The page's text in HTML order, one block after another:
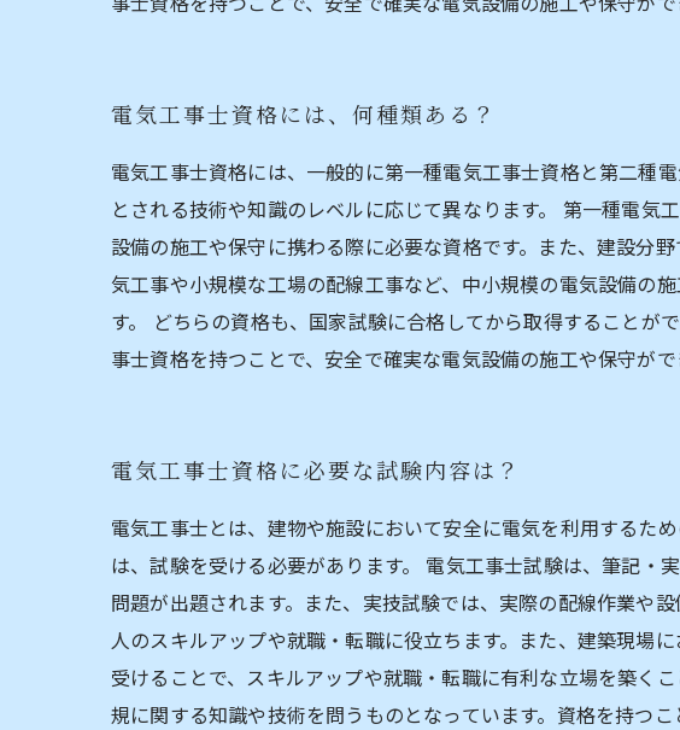
電気工事士資格には、何種類ある？
電気工事士資格には、一般的に第一種電気工事士資格と第二種
とされる技術や知識のレベルに応じて異なります。 第一種電
設備の施工や保守に携わる際に必要な資格です。また、建設分
気工事や小規模な工場の配線工事など、中小規模の電気設備の
す。 どちらの資格も、国家試験に合格してから取得することが
事士資格を持つことで、安全で確実な電気設備の施工や保守が
電気工事士資格に必要な試験内容は？
電気工事士とは、建物や施設において安全に電気を利用するた
は、試験を受ける必要があります。 電気工事士試験は、筆記・
問題が出題されます。また、実技試験では、実際の配線作業や
人のスキルアップや就職・転職に役立ちます。また、建築現場
受けることで、スキルアップや就職・転職に有利な立場を築く
規に関する知識や技術を問うものとなっています。資格を持つ